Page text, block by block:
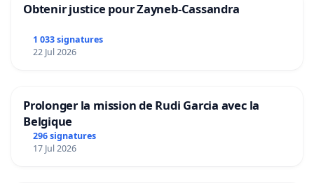
Obtenir justice pour Zayneb-Cassandra
1 033 signatures
22 Jul 2026
Prolonger la mission de Rudi Garcia avec la
Belgique
296 signatures
17 Jul 2026